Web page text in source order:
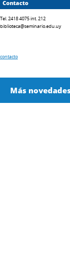
Contacto
Tel. 2418 4075 int. 212
biblioteca@seminario.edu.uy
contacto
Más